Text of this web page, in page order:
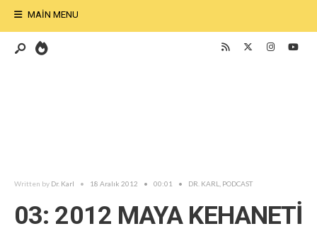
MAIN MENU
Written by Dr. Karl • 18 Aralık 2012 • 00:01 • DR. KARL PODCAST
03: 2012 MAYA KEHANETİ